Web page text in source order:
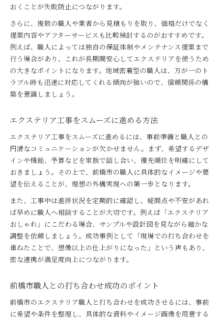
おくことが失敗防止につながります。
さらに、複数の職人や業者から見積もりを取り、価格だけでなく
提案内容やアフターサービスも比較検討するのがおすすめです。
例えば、職人によっては独自の保証体制やメンテナンス提案まで
行う場合があり、これが長期間安心してエクステリアを使うため
の大きなポイントになります。地域密着型の職人は、万が一のト
ラブル時も迅速に対応してくれる傾向が強いので、信頼関係の構
築を意識しましょう。
エクステリア工事をスムーズに進める方法
エクステリア工事をスムーズに進めるには、事前準備と職人との
円滑なコミュニケーションが欠かせません。まず、希望するデザ
インや機能、予算などを家族で話し合い、優先順位を明確にして
おきましょう。その上で、前橋市の職人に具体的なイメージや要
望を伝えることが、理想の外構実現への第一歩となります。
また、工事中は進捗状況を定期的に確認し、疑問点や不安があれ
ば早めに職人へ相談することが大切です。例えば「エクステリア
おしゃれ」にこだわる場合、サンプルや設計図を見ながら細かな
調整を依頼しましょう。成功事例として「現場での打ち合わせを
重ねたことで、想像以上の仕上がりになった」という声もあり、
密な連携が満足度向上につながります。
前橋市職人との打ち合わせ成功のポイント
前橋市のエクステリア職人と打ち合わせを成功させるには、事前
に希望や条件を整理し、具体的な資料やイメージ画像を用意する